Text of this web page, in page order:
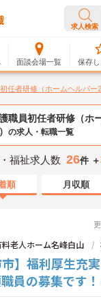
求人検索
面談会場一覧 保存し
任者研修（ホームヘルパー2
職員初任者研修（ホ
の求人・転職一覧
福祉求人数 26件 ＋
順 月収順
老人ホーム名峰白山
市】福利厚生充
員の募集です